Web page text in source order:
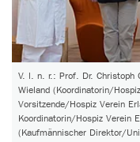
V. l. n. r.: Prof. Dr. Christoph
Wieland (Koordinatorin/
Vorsitzende/Hospiz Verein
Koordinatorin/Hospiz Verein
(Kaufmännischer Direktor/